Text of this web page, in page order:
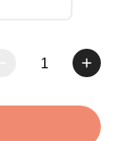
1